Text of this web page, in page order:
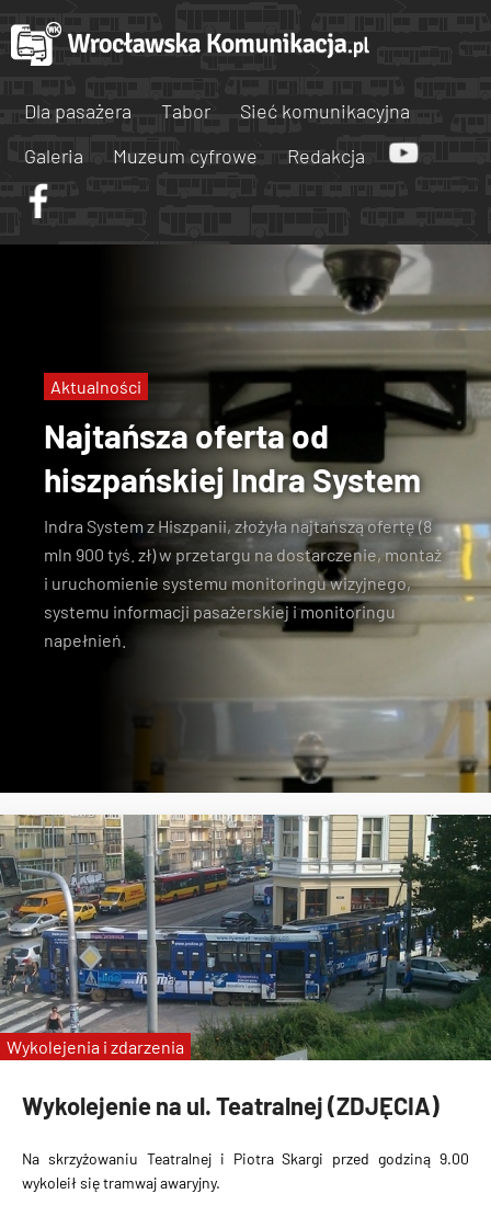
Dla pasażera Tabor
Sieć komunikacyjna
Galeria
Muzeum cyfrowe Redakcja
Najtańsza oferta od
hiszpańskiej Indra System
Indra System z Hiszpanii, złożyła najtańszą ofertę (8
mln 900 tyś. zł) w przetargu na dostarczenie, montaż
i uruchomienie systemu monitoringu wizyjnego,
systemu informacji pasażerskiej i monitoringu
napełnień.
Aktualności
Wykolejenie na ul. Teatralnej (ZDJĘCIA)
Na skrzyżowaniu Teatralnej i Piotra Skargi przed godziną 9.00
wykoleił się tramwaj awaryjny.
Wykolejenia i zdarzenia